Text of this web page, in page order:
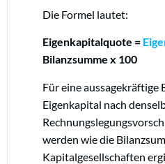
Die Formel lautet:
Eigenkapitalquote =
Bilanzsumme x 100
Für eine aussagekräftige
Eigenkapital nach
werden wie die
Kapitalgesellschaften